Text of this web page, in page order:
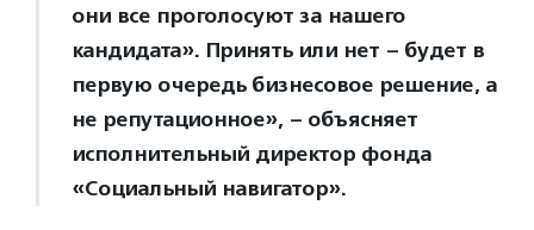
они все проголосуют за нашего
кандидата». Принять или нет – будет в
первую очередь бизнесовое решение, а
не репутационное», – объясняет
исполнительный директор фонда
«Социальный навигатор».